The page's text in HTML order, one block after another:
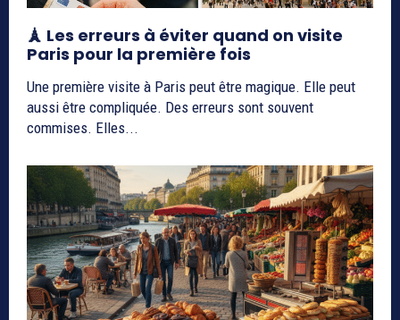
🗼 Les erreurs à éviter quand on visite
Paris pour la première fois
Une première visite à Paris peut être magique. Elle peut
aussi être compliquée. Des erreurs sont souvent
commises. Elles...